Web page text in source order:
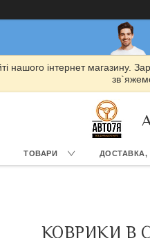
нашого інтернет магазину.
ТОВАРИ ДОСТАВКА,
КОВРИКИ В